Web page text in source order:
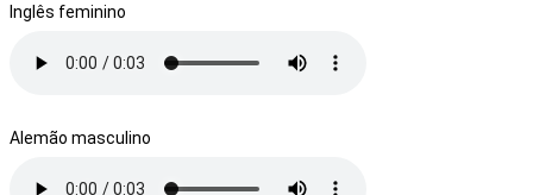
Inglês feminino
Alemão masculino